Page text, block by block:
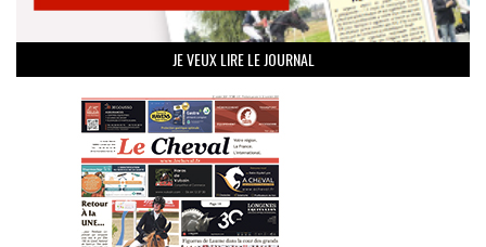
JE VEUX LIRE LE JOURNAL